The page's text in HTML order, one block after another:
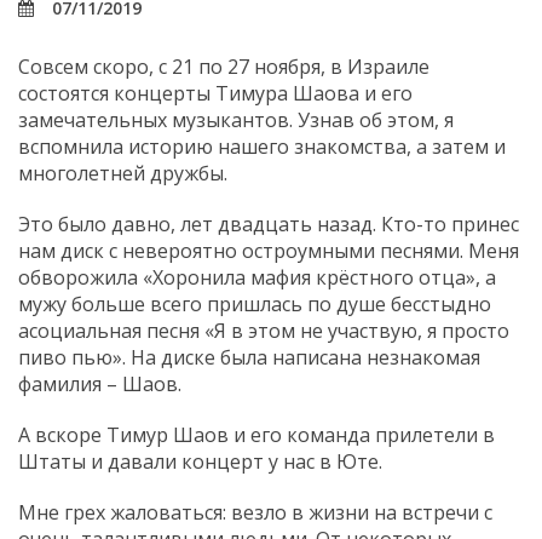
07/11/2019
Совсем скоро, с 21 по 27 ноября, в Израиле
состоятся концерты Тимура Шаова и его
замечательных музыкантов. Узнав об этом, я
вспомнила историю нашего знакомства, а затем и
многолетней дружбы.
Это было давно, лет двадцать назад. Кто-то принес
нам диск с невероятно остроумными песнями. Меня
обворожила «Хоронила мафия крёстного отца», а
мужу больше всего пришлась по душе бесстыдно
асоциальная песня «Я в этом не участвую, я просто
пиво пью». На диске была написана незнакомая
фамилия – Шаов.
А вскоре Тимур Шаов и его команда прилетели в
Штаты и давали концерт у нас в Юте.
Мне грех жаловаться: везло в жизни на встречи с